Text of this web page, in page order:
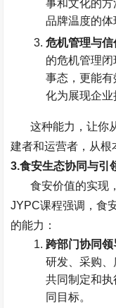
事和文化的
品牌温度的体
危机管理与信
的危机管理
事态，更能
化为展现企业
这种能力，让你
建者和运营者，从根
3.食安生态协同与引
食安价值的实现
JYPC课程强调，食
的能力：
跨部门协同领
研发、采购、
共同制定和
同目标。